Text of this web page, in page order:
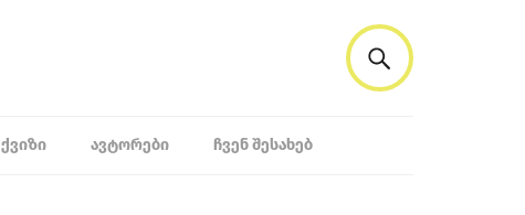
ᲥᲕᲘᲖᲘ ᲐᲕᲢᲝᲠᲔᲑᲘ ᲩᲕᲔᲜ ᲨᲔᲡᲐᲮᲔᲑ